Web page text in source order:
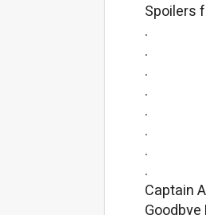
Spoilers
.
.
.
.
.
.
.
.
Captain